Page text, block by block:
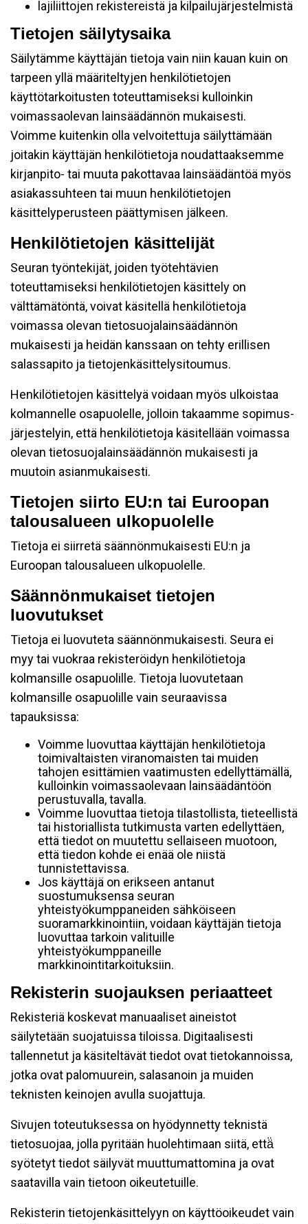
lajiliittojen rekistereistä ja kilpailujärjestelmistä
Tietojen säilytysaika
Säilytämme käyttäjän tietoja vain niin kauan kuin on
tarpeen yllä määriteltyjen henkilötietojen
käyttötarkoitusten toteuttamiseksi kulloinkin
voimassaolevan lainsäädännön mukaisesti.
Voimme kuitenkin olla velvoitettuja säilyttämään
joitakin käyttäjän henkilötietoja noudattaaksemme
kirjanpito- tai muuta pakottavaa lainsäädäntöä myös
asiakassuhteen tai muun henkilötietojen
käsittelyperusteen päättymisen jälkeen.
Henkilötietojen käsittelijät
Seuran työntekijät, joiden työtehtävien
toteuttamiseksi henkilötietojen käsittely on
välttämätöntä, voivat käsitellä henkilötietoja
voimassa olevan tietosuojalainsäädännön
mukaisesti ja heidän kanssaan on tehty erillisen
salassapito ja tietojenkäsittelysitoumus.
Henkilötietojen käsittelyä voidaan myös ulkoistaa
kolmannelle osapuolelle, jolloin takaamme sopimus-
järjestelyin, että henkilötietoja käsitellään voimassa
olevan tietosuojalainsäädännön mukaisesti ja
muutoin asianmukaisesti.
Tietojen siirto EU:n tai Euroopan
talousalueen ulkopuolelle
Tietoja ei siirretä säännönmukaisesti EU:n ja
Euroopan talousalueen ulkopuolelle.
Säännönmukaiset tietojen
luovutukset
Tietoja ei luovuteta säännönmukaisesti. Seura ei
myy tai vuokraa rekisteröidyn henkilötietoja
kolmansille osapuolille. Tietoja luovutetaan
kolmansille osapuolille vain seuraavissa
tapauksissa:
Voimme luovuttaa käyttäjän henkilötietoja
toimivaltaisten viranomaisten tai muiden
tahojen esittämien vaatimusten edellyttämällä,
kulloinkin voimassaolevaan lainsäädäntöön
perustuvalla, tavalla.
Voimme luovuttaa tietoja tilastollista, tieteellistä
tai historiallista tutkimusta varten edellyttäen,
että tiedot on muutettu sellaiseen muotoon,
että tiedon kohde ei enää ole niistä
tunnistettavissa.
Jos käyttäjä on erikseen antanut
suostumuksensa seuran
yhteistyökumppaneiden sähköiseen
suoramarkkinointiin, voidaan käyttäjän tietoja
luovuttaa tarkoin valituille
yhteistyökumppaneille
markkinointitarkoituksiin.
Rekisterin suojauksen periaatteet
Rekisteriä koskevat manuaaliset aineistot
säilytetään suojatuissa tiloissa. Digitaalisesti
tallennetut ja käsiteltävät tiedot ovat tietokannoissa,
jotka ovat palomuurein, salasanoin ja muiden
teknisten keinojen avulla suojattuja.
Sivujen toteutuksessa on hyödynnetty teknistä
tietosuojaa, jolla pyritään huolehtimaan siitä, että̈
syötetyt tiedot säilyvät muuttumattomina ja ovat
saatavilla vain tietoon oikeutetuille.
Rekisterin tietojenkäsittelyyn on käyttöoikeudet vain